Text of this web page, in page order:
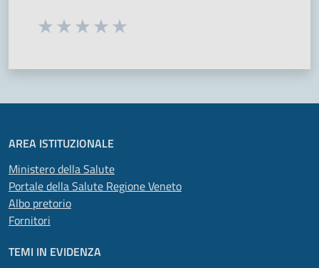
Seleziona una valutazione da 1 a 5 stelle
AREA ISTITUZIONALE
Ministero della Salute
Portale della Salute Regione Veneto
Albo pretorio
Fornitori
TEMI IN EVIDENZA